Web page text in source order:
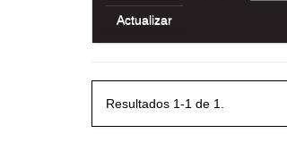
Resultados 1-1 de 1.